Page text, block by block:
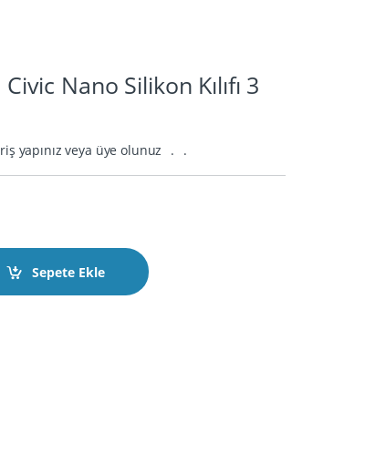
Nano Silikon Kılıfı 3
yapınız veya üye olunuz . .
Kılıfı 3 Buton quantity
Sepete Ekle